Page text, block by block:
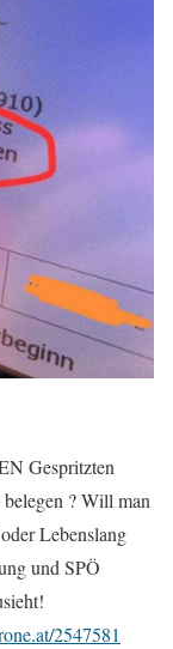
Gespritzten
? Will man
Lebenslang
und SPÖ
2547581